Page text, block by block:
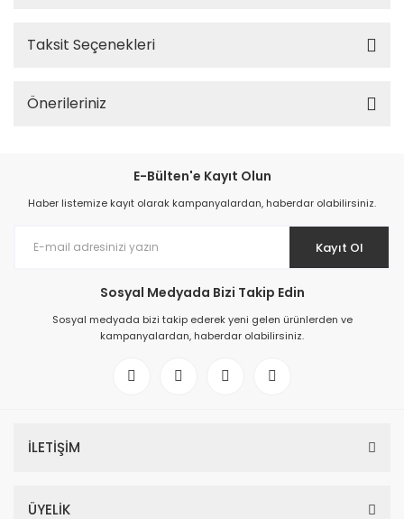
Taksit Seçenekleri
Önerileriniz
E-Bülten'e Kayıt Olun
Haber listemize kayıt olarak kampanyalardan, haberdar olabilirsiniz.
Kayıt Ol
Sosyal Medyada Bizi Takip Edin
Sosyal medyada bizi takip ederek yeni gelen ürünlerden ve
kampanyalardan, haberdar olabilirsiniz.
İLETİŞİM
ÜYELİK